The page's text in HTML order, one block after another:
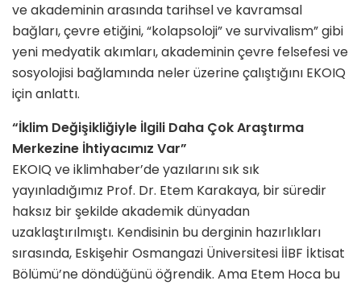
ve akademinin arasında tarihsel ve kavramsal
bağları, çevre etiğini, “kolapsoloji” ve survivalism” gibi
yeni medyatik akımları, akademinin çevre felsefesi ve
sosyolojisi bağlamında neler üzerine çalıştığını EKOIQ
için anlattı.
“İklim Değişikliğiyle İlgili Daha Çok Araştırma
Merkezine İhtiyacımız Var”
EKOIQ ve iklimhaber’de yazılarını sık sık
yayınladığımız Prof. Dr. Etem Karakaya, bir süredir
haksız bir şekilde akademik dünyadan
uzaklaştırılmıştı. Kendisinin bu derginin hazırlıkları
sırasında, Eskişehir Osmangazi Üniversitesi İİBF İktisat
Bölümü’ne döndüğünü öğrendik. Ama Etem Hoca bu